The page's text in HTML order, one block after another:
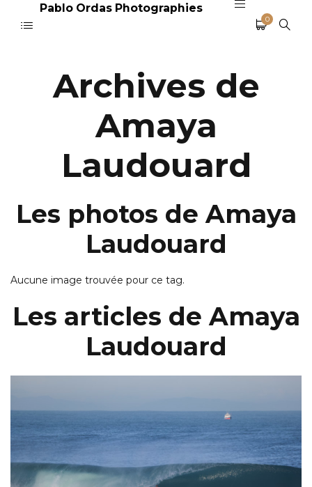
Pablo Ordas Photographies
0
Archives de
Amaya
Laudouard
Les photos de Amaya
Laudouard
Aucune image trouvée pour ce tag.
Les articles de Amaya
Laudouard